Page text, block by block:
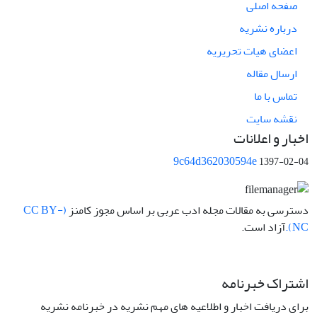
صفحه اصلی
درباره نشریه
اعضای هیات تحریریه
ارسال مقاله
تماس با ما
نقشه سایت
اخبار و اعلانات
9c64d362030594e1397-02-04
دسترسی به مقالات مجله ادب عربی بر اساس مجوز کامنز (CC BY-
NC). آزاد است.
اشتراک خبرنامه
برای دریافت اخبار و اطلاعیه های مهم نشریه در خبرنامه نشریه